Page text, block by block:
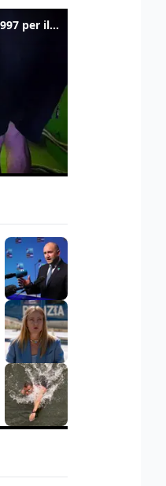
Ecco il tanko usato dai Serenissimi nel 1997 per il blitz a San Marco